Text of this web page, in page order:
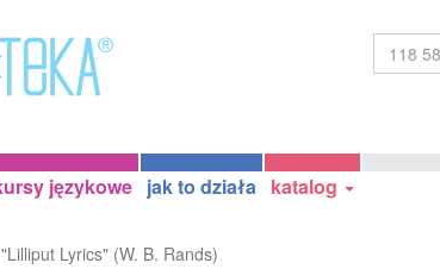
językowe jak to działa katalog
Lyrics" (W. B. Rands)